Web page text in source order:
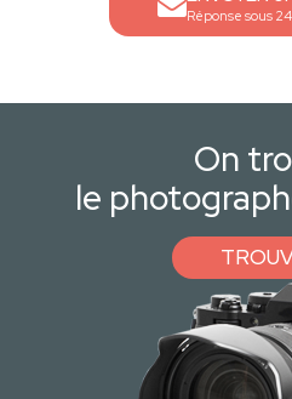
Réponse sous
On
le